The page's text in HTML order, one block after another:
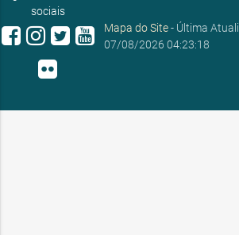
sociais
Mapa do Site- Última
07/08/2026 04:23:18